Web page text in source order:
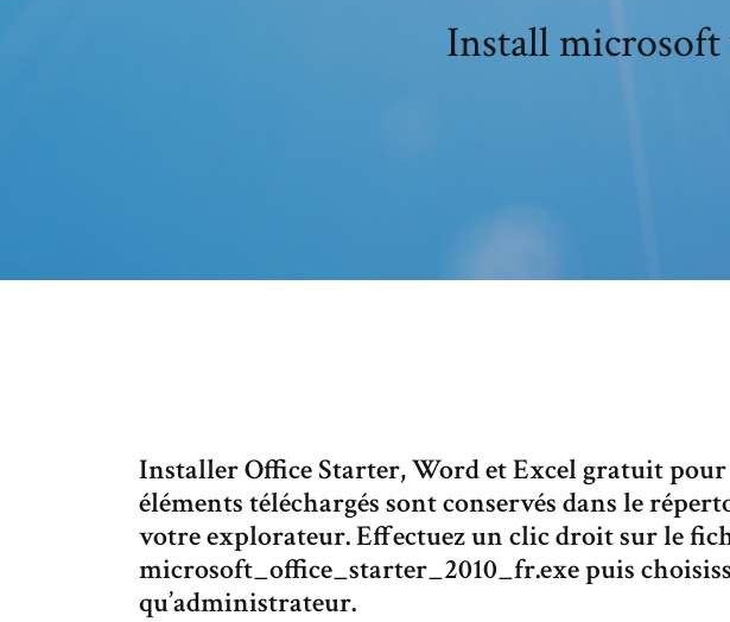
Install
Installer Office Starter, Word et Excel gratuit pour
éléments téléchargés sont conservés dans le
votre explorateur. Effectuez un clic droit sur le
microsoft_office_starter_2010_fr.exe puis
qu’administrateur.